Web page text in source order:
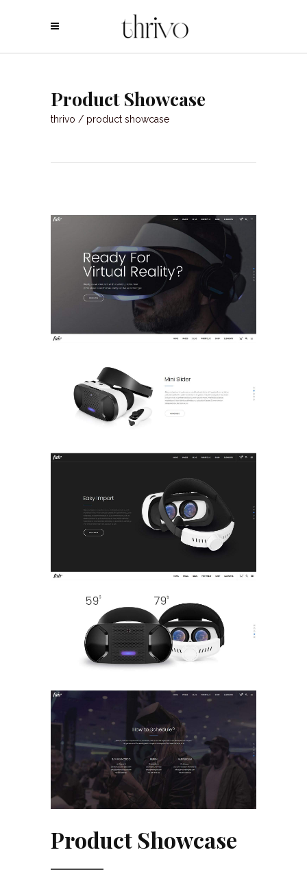
Product Showcase
thrivo / product showcase
Product Showcase